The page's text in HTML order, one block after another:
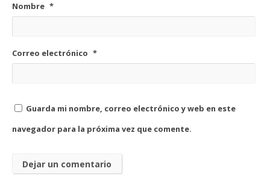
Nombre *
Correo electrónico *
Guarda mi nombre, correo electrónico y web en este
navegador para la próxima vez que comente.